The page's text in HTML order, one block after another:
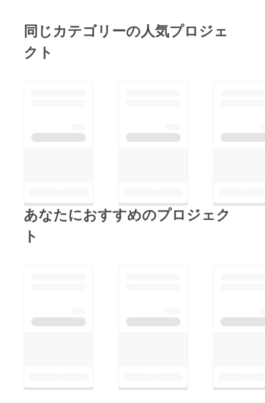
同じカテゴリーの人気プロジェ
クト
あなたにおすすめのプロジェク
ト